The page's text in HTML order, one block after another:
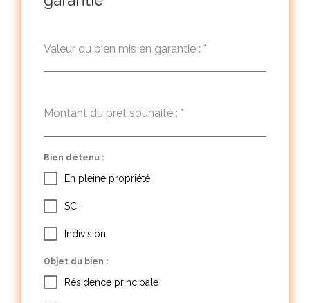
Valeur du bien mis en garantie : *
Montant du prêt souhaité : *
Bien détenu :
En pleine propriété
SCI
Indivision
Objet du bien :
Résidence principale